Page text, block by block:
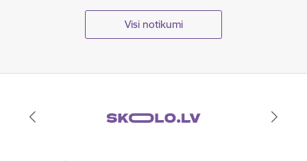
Visi notikumi